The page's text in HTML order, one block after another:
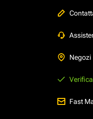
Negozi
Fast